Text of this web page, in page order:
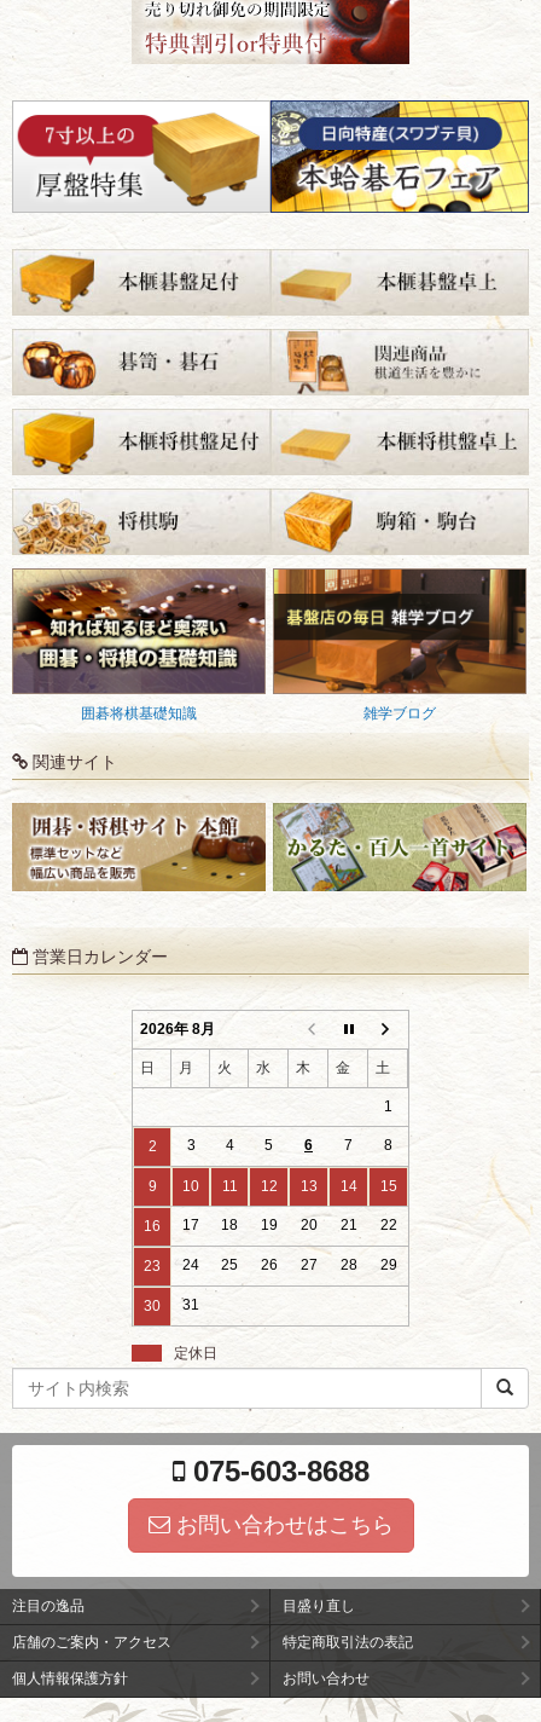
囲碁将棋基礎知識 雑学ブログ
関連サイト
営業日カレンダー
2026年 8月
日 月 火 水 木 金 土
1
2 3 4 5 6 7 8
9 10 11 12 13 14 15
16 17 18 19 20 21 22
23 24 25 26 27 28 29
30 31
定休日
ー
075-603-8688
お問い合わせはこちら
注目の逸品 目盛り直し
店舗のご案内・アクセス 特定商取引法の表記
個人情報保護方針 お問い合わせ